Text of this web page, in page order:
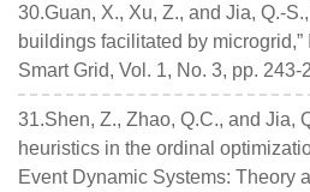
30.Guan, X., Xu, Z., and Jia, Q.-
buildings facilitated by
Smart Grid, Vol. 1, No. 3, pp. 243-
31.Shen, Z., Zhao, Q.C., and Jia,
heuristics in the ordinal
Event Dynamic Systems: Theory